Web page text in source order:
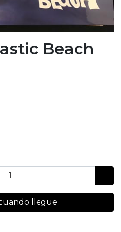
Beach
llegue